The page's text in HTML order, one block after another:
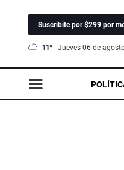
Suscribite por $299 por
11° jueves 06 de